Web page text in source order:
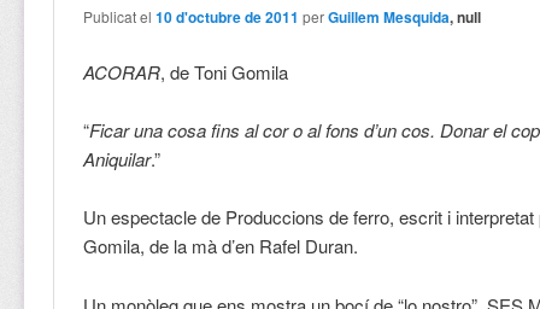
Publicat el10 d'octubre de 2011 perGuillem Mesquida, null
ACORAR, de Toni Gomila
“Ficar una cosa fins al cor o al fons d’un cos. Donar el
Aniquilar.”
Un espectacle de Produccions de ferro, escrit i interpretat
Gomila, de la mà d’en Rafel Duran.